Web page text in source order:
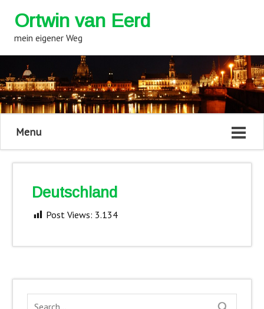
Ortwin van Eerd
mein eigener Weg
Menu
Deutschland
Post Views: 3.134